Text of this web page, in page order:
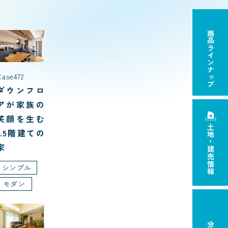
ウンフロ
が家族の
顔を生む
階建ての
シンプル
モダン
商品ラインナップ
土地・建売情報